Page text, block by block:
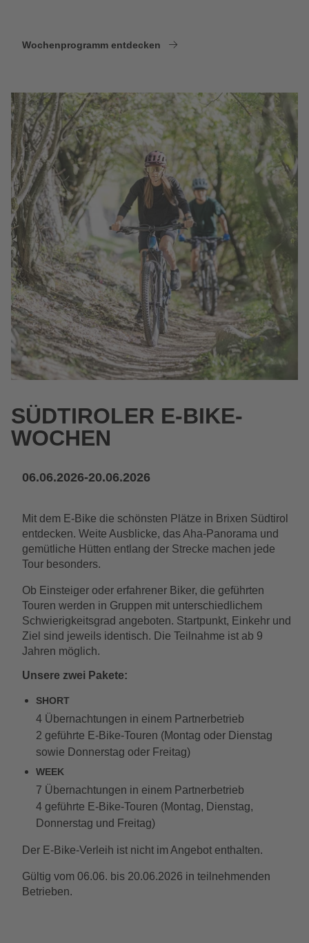
Wochenprogramm entdecken
SÜDTIROLER E-BIKE-
WOCHEN
06.06.2026-20.06.2026
Mit dem E-Bike die schönsten Plätze in Brixen Südtirol
entdecken. Weite Ausblicke, das Aha-Panorama und
gemütliche Hütten entlang der Strecke machen jede
Tour besonders.
Ob Einsteiger oder erfahrener Biker, die geführten
Touren werden in Gruppen mit unterschiedlichem
Schwierigkeitsgrad angeboten. Startpunkt, Einkehr und
Ziel sind jeweils identisch. Die Teilnahme ist ab 9
Jahren möglich.
Unsere zwei Pakete:
SHORT
4 Übernachtungen in einem Partnerbetrieb
2 geführte E-Bike-Touren (Montag oder Dienstag
sowie Donnerstag oder Freitag)
WEEK
7 Übernachtungen in einem Partnerbetrieb
4 geführte E-Bike-Touren (Montag, Dienstag,
Donnerstag und Freitag)
Der E-Bike-Verleih ist nicht im Angebot enthalten.
Gültig vom 06.06. bis 20.06.2026 in teilnehmenden
Betrieben.